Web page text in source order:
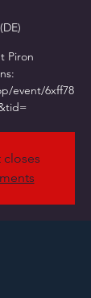
Piron
event/6xff78
uh3b0gey7s?t=false&tid=
closes